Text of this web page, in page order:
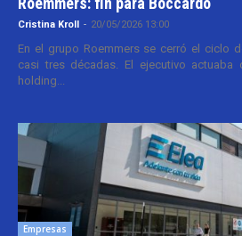
Cristina Kroll - 20/05/2026 13:00
En el grupo Roemmers se cerró el ciclo
casi tres décadas. El ejecutivo actuaba
holding...
Empresas